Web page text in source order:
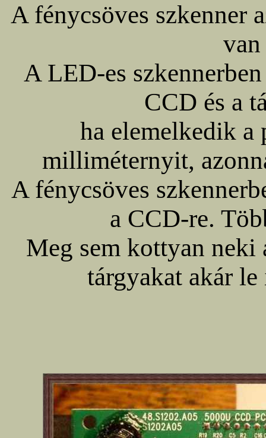
A fénycsöves szkenner
van
A LED-es
CCD és a
ha elemelkedik a
milliméternyit,
A fénycsöves
a CCD-re.
Meg sem kottyan neki
tárgyakat akár